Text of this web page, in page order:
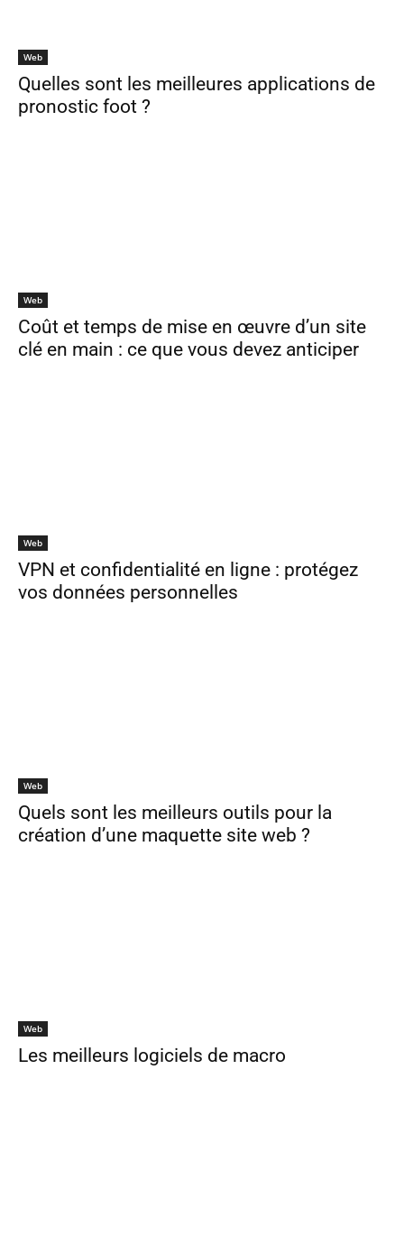
Web
Quelles sont les meilleures applications de
pronostic foot ?
Web
Coût et temps de mise en œuvre d’un site
clé en main : ce que vous devez anticiper
Web
VPN et confidentialité en ligne : protégez
vos données personnelles
Web
Quels sont les meilleurs outils pour la
création d’une maquette site web ?
Web
Les meilleurs logiciels de macro